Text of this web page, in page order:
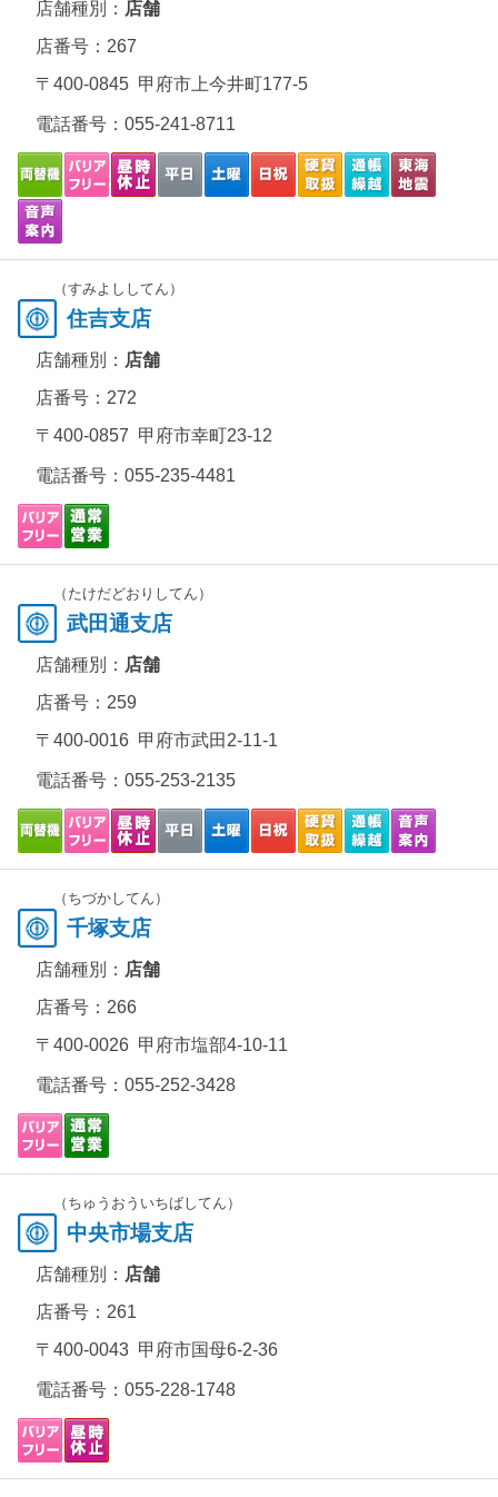
店舗種別： 店舗
店番号：267
〒400-0845 甲府市上今井町177-5
電話番号： 055-241-8711
（すみよししてん）
住吉支店
店舗種別： 店舗
店番号：272
〒400-0857 甲府市幸町23-12
電話番号： 055-235-4481
（たけだどおりしてん）
武田通支店
店舗種別： 店舗
店番号：259
〒400-0016 甲府市武田2-11-1
電話番号： 055-253-2135
（ちづかしてん）
千塚支店
店舗種別： 店舗
店番号：266
〒400-0026 甲府市塩部4-10-11
電話番号： 055-252-3428
（ちゅうおういちばしてん）
中央市場支店
店舗種別： 店舗
店番号：261
〒400-0043 甲府市国母6-2-36
電話番号： 055-228-1748